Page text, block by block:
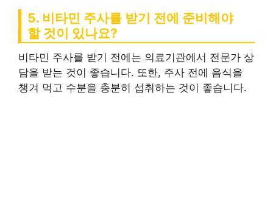
5. 비타민 주사를 받기 전에 준비해야
할 것이 있나요?
비타민 주사를 받기 전에는 의료기관에서 전문가 상
담을 받는 것이 좋습니다. 또한, 주사 전에 음식을
챙겨 먹고 수분을 충분히 섭취하는 것이 좋습니다.